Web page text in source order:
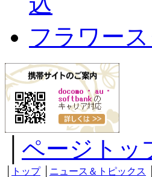
フラワー
ページトッ
トップ│ ニュース＆トピックス